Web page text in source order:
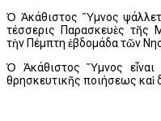
Ὁ Ἀκάθιστος Ὕμνος
τέσσερις Παρασκευὲς τῆς
τὴν Πέμπτη ἑβδομάδα τῶν
Ὁ Ἀκάθιστος Ὕμνος εἶναι
θρησκευτικῆς ποιήσεως καὶ